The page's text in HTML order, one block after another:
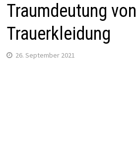
Traumdeutung von
Trauerkleidung
26. September 2021